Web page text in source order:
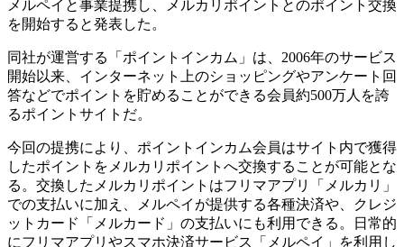
メルペイと事業提携し、メルカリポイントとのポイント交換
を開始すると発表した。
同社が運営する「ポイントインカム」は、2006年のサービス
開始以来、インターネット上のショッピングやアンケート回
答などでポイントを貯めることができる会員約500万人を誇
るポイントサイトだ。
今回の提携により、ポイントインカム会員はサイト内で獲得
したポイントをメルカリポイントへ交換することが可能とな
る。交換したメルカリポイントはフリマアプリ「メルカリ」
での支払いに加え、メルペイが提供する各種決済や、クレジ
ットカード「メルカード」の支払いにも利用できる。日常的
にフリマアプリやスマホ決済サービス「メルペイ」を利用し